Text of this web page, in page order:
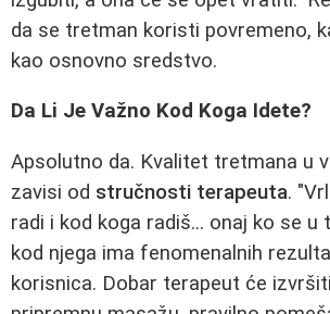
da se tretman koristi povremeno,
kao osnovno sredstvo.
Da Li Je Važno Kod Koga Idete?
Apsolutno da. Kvalitet tretmana u
zavisi od stručnosti terapeuta.
radi i kod koga radiš... onaj ko se u
kod njega ima fenomenalnih
korisnica. Dobar terapeut će